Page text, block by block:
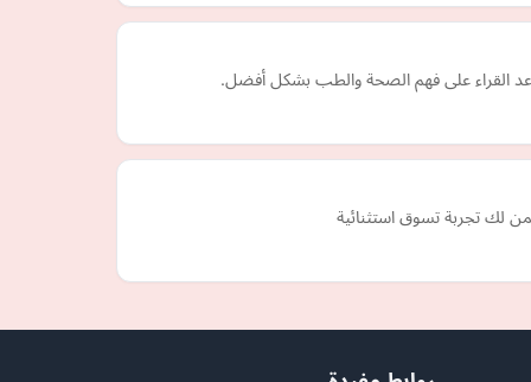
القراء على فهم الصحة والطب بشكل أفضل.
لك تجربة تسوق استثنائية